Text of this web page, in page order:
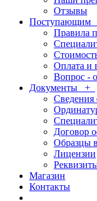
Отзывы
Поступающим
Правила
Оплата и
Вопрос -
Документы
+
Сведения
Договор
Образцы
Лицензии
Магазин
Контакты